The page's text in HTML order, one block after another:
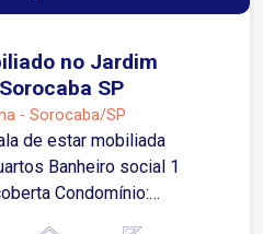
no Jardim
SP
- Sorocaba/SP
de estar mobiliada
Banheiro social 1